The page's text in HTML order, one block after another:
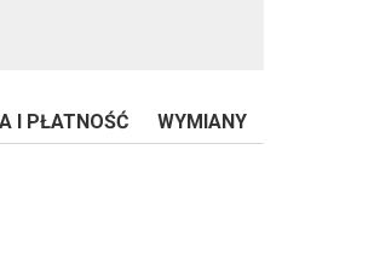
I PŁATNOŚĆ WYMIANY